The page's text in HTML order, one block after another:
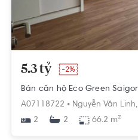
5.3 tỷ -2%
A07118722 • Nguyễn Văn Linh,
2
2 66.2 m²